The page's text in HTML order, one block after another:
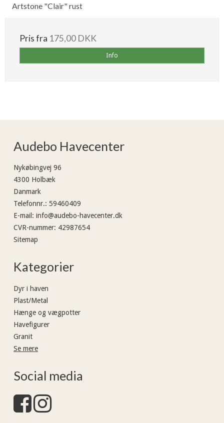
Artstone "Clair" rust
Pris fra 175,00 DKK
Info
Audebo Havecenter
Nykøbingvej 96
4300 Holbæk
Danmark
Telefonnr.: 59460409
E-mail : info@audebo-havecenter.dk
CVR-nummer: 42987654
Sitemap
Kategorier
Dyr i haven
Plast/Metal
Hænge og vægpotter
Havefigurer
Granit
Se mere
Social media